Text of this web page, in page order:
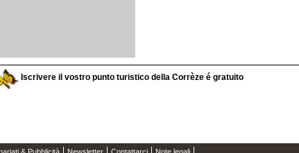
Iscrivere il vostro punto turistico della Corrèze é gratuito